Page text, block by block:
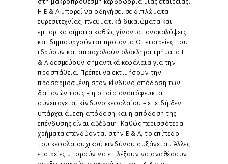
Η Ε & Α μπορεί να οδηγήσει σε διπλώματα
ευρεσιτεχνίας, πνευματικά δικαιώματα και
εμπορικά σήματα καθώς γίνονται ανακαλύψεις
και δημιουργούνται προϊόντα.Οι εταιρείες που
ιδρύουν και απασχολούν ολόκληρα τμήματα Ε
& Α δεσμεύουν σημαντικά κεφάλαια για την
προσπάθεια. Πρέπει να εκτιμήσουν την
προσαρμοσμένη στον κίνδυνο απόδοση των
δαπανών τους – η οποία αναπόφευκτα
συνεπάγεται κίνδυνο κεφαλαίου – επειδή δεν
υπάρχει άμεση απόδοση και η απόδοση της
επένδυσης είναι αβέβαιη. Καθώς περισσότερα
χρήματα επενδύονται στην Ε & Α, το επίπεδο
του κεφαλαιουχικού κινδύνου αυξάνεται. Άλλες
εταιρείες μπορούν να επιλέξουν να αναθέσουν